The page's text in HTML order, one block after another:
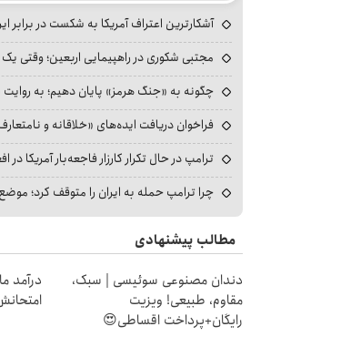
آشکارترین اعتراف آمریکا به شکست در برابر
مجتبی شکوری در راهپیمایی اربعین؛ وقتی
چگونه به «جنگ هرمز» پایان دهیم؛ به
فراخوان دریافت ایده‌های «خلاقانه و
ترامپ در حال تکرار کارزار فاجعه‌بار آمریکا
چرا ترامپ حمله به ایران را متوقف کرد؛
مطالب پیشنهادی
دندان مصنوعی سوئیسی | سبک،
مقاوم، طبیعی! ویزیت
رایگان+پرداخت اقساطی😍